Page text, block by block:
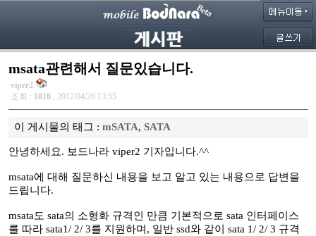
msata관련해서 질문있습니다.
viper2
조회 : 1816 , 2012/04/26 13:55
이 게시물의 태그 : mSATA, SATA
안녕하세요. 보드나라 viper2 기자입니다.^^
msata에 대해 질문하신 내용을 보고 알고 있는 내용으로 답변을
드립니다.
msata도 sata의 소형화 규격인 만큼 기본적으로 sata 인터페이스
를 따라 sata1/ 2/ 3를 지원하며, 일반 ssd와 같이 sata 1/ 2/ 3 규격